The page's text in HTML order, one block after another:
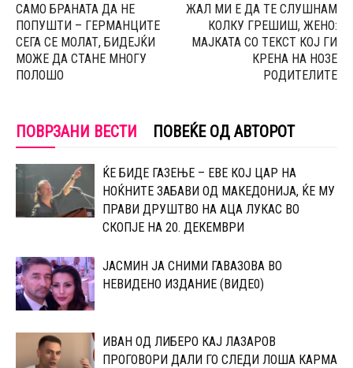
САМО БРАНАТА ДА НЕ
ПОПУШТИ – ГЕРМАНЦИТЕ
СЕГА СЕ МОЛАТ, БИДЕЈЌИ
МОЖЕ ДА СТАНЕ МНОГУ
ПОЛОШО
ЖАЛ МИ Е ДА ТЕ СЛУШНАМ
КОЛКУ ГРЕШИШ, ЖЕНО:
МАЈКАТА СО ТЕКСТ КОЈ ГИ
КРЕНА НА НОЗЕ
РОДИТЕЛИТЕ
ПОВРЗАНИ ВЕСТИ ПОВЕЌЕ ОД АВТОРОТ
ЌЕ БИДЕ ГАЗЕЊЕ – ЕВЕ КОЈ ЦАР НА
НОЌНИТЕ ЗАБАВИ ОД МАКЕДОНИЈА, ЌЕ МУ
ПРАВИ ДРУШТВО НА АЦА ЛУКАС ВО
СКОПЈЕ НА 20. ДЕКЕМВРИ
ЈАСМИН ЈА СНИМИ ГАВАЗОВА ВО
НЕВИДЕНО ИЗДАНИЕ (ВИДЕ0)
ИВАН ОД ЛИБЕРО КАЈ ЛАЗАРОВ
ПРОГОВОРИ ДАЛИ ГО СЛЕДИ ЛОША КАРМА